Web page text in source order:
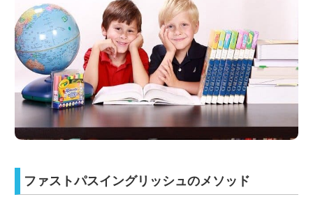
ファストパスイングリッシュのメソッド